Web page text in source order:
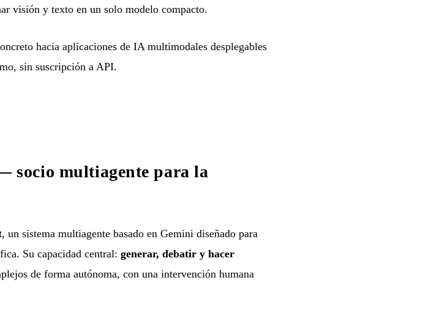
visión y texto en un solo modelo compacto.
hacia aplicaciones de IA multimodales desplegables
sin suscripción a API.
socio multiagente para la
, un sistema multiagente basado en Gemini diseñado para
Su capacidad central: generar, debatir y hacer
de forma autónoma, con una intervención humana